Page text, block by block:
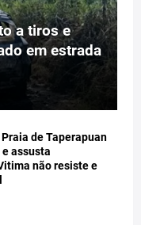
a tiros e
em estrada
de Taperapuan
assusta
não resiste e